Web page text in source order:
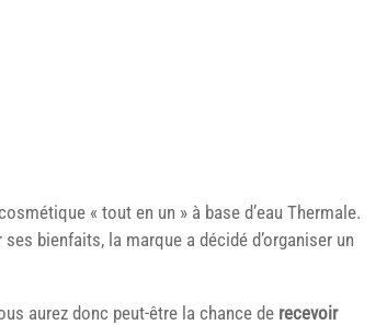
« tout en un » à base d’eau Thermale.
bienfaits, la marque a décidé d’organiser un
aurez donc peut-être la chance de recevoir